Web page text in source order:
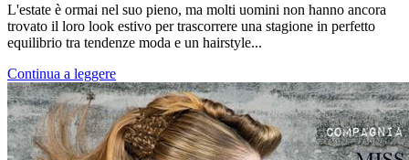
L'estate è ormai nel suo pieno, ma molti uomini non hanno ancora
trovato il loro look estivo per trascorrere una stagione in perfetto
equilibrio tra tendenze moda e un hairstyle...
Continua a leggere